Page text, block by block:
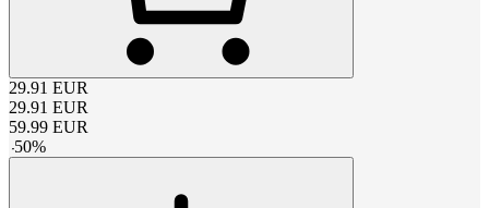
29.91 EUR
29.91 EUR
59.99 EUR
-50%